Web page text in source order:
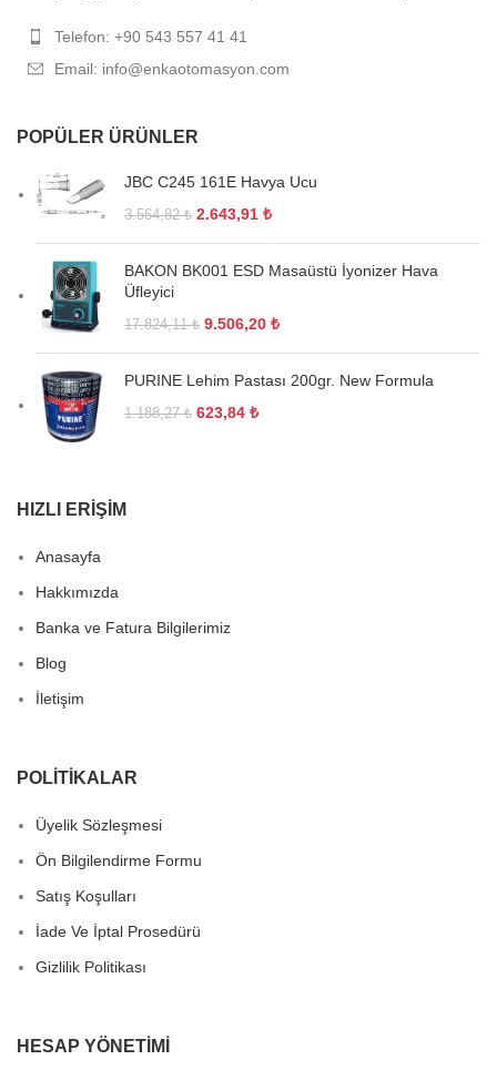
Telefon: +90 543 557 41 41
Email: info@enkaotomasyon.com
POPÜLER ÜRÜNLER
JBC C245 161E Havya Ucu
3.564,82₺ 2.643,91 ₺
BAKON BK001 ESD Masaüstü İyonizer Hava
Üfleyici
17.824,11₺ 9.506,20 ₺
PURINE Lehim Pastası 200gr. New Formula
1.188,27₺ 623,84 ₺
HIZLI ERIŞIM
Anasayfa
Hakkımızda
Banka ve Fatura Bilgilerimiz
Blog
İletişim
POLITIKALAR
Üyelik Sözleşmesi
Ön Bilgilendirme Formu
Satış Koşulları
İade Ve İptal Prosedürü
Gizlilik Politikası
HESAP YÖNETIMI